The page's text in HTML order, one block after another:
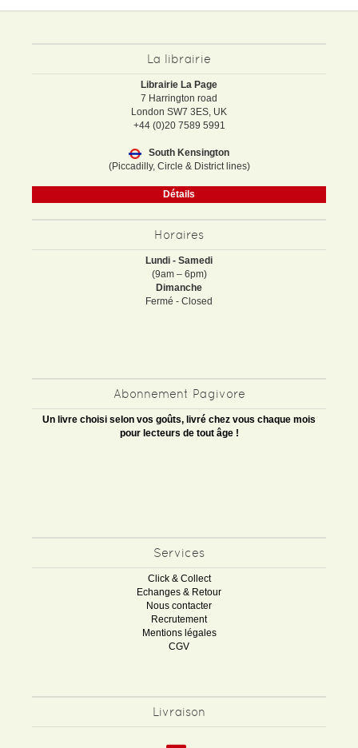
La librairie
Librairie La Page
7 Harrington road
London SW7 3ES, UK
+44 (0)20 7589 5991
South Kensington
(Piccadilly, Circle & District lines)
Détails
Horaires
Lundi - Samedi
(9am – 6pm)
Dimanche
Fermé - Closed
Abonnement Pagivore
Un livre choisi selon vos goûts, livré chez vous chaque mois
pour lecteurs de tout âge !
Services
Click & Collect
Echanges & Retour
Nous contacter
Recrutement
Mentions légales
CGV
Livraison